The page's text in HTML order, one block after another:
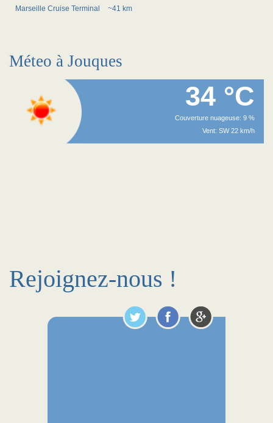
Marseille Cruise Terminal
~41 km
Méteo à Jouques
34 °C
Couverture nuageuse: 9 %
Vent: SW 22 km/h
Rejoignez-nous !